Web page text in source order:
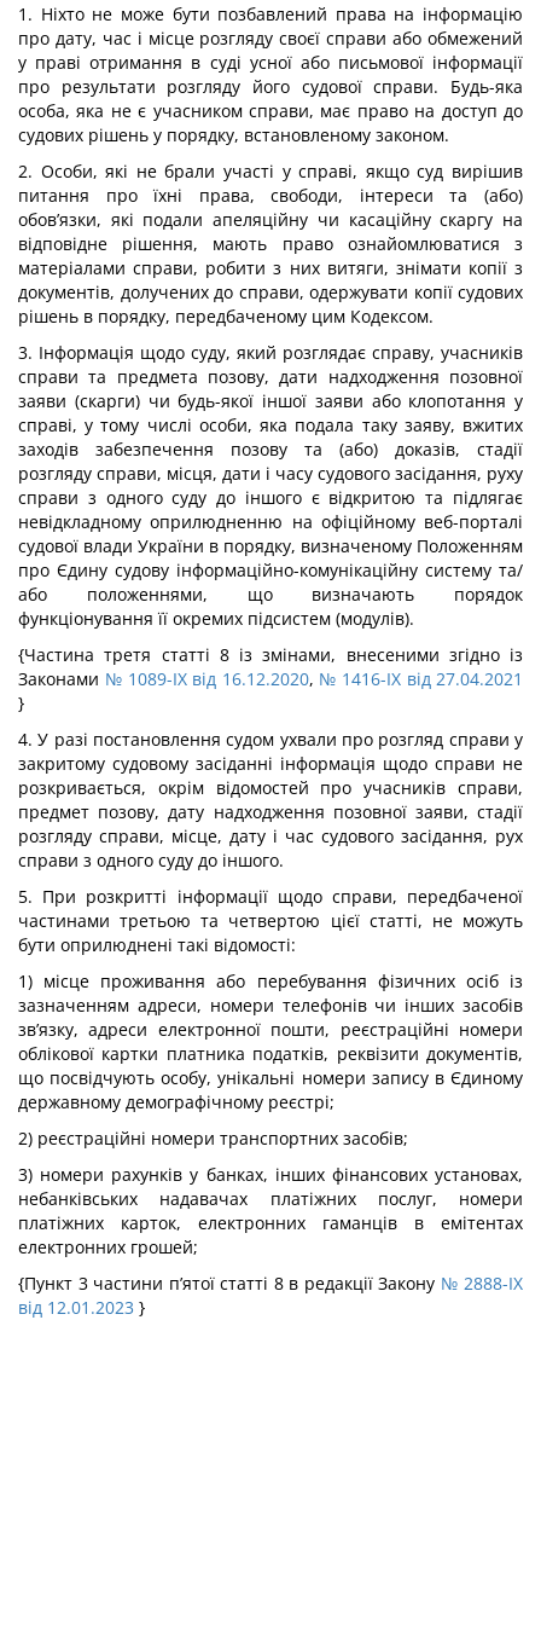
1. Ніхто не може бути позбавлений права на інформацію
про дату, час і місце розгляду своєї справи або обмежений
у праві отримання в суді усної або письмової інформації
про результати розгляду його судової справи. Будь-яка
особа, яка не є учасником справи, має право на доступ до
судових рішень у порядку, встановленому законом.
2. Особи, які не брали участі у справі, якщо суд вирішив
питання про їхні права, свободи, інтереси та (або)
обов’язки, які подали апеляційну чи касаційну скаргу на
відповідне рішення, мають право ознайомлюватися з
матеріалами справи, робити з них витяги, знімати копії з
документів, долучених до справи, одержувати копії судових
рішень в порядку, передбаченому цим Кодексом.
3. Інформація щодо суду, який розглядає справу, учасників
справи та предмета позову, дати надходження позовної
заяви (скарги) чи будь-якої іншої заяви або клопотання у
справі, у тому числі особи, яка подала таку заяву, вжитих
заходів забезпечення позову та (або) доказів, стадії
розгляду справи, місця, дати і часу судового засідання, руху
справи з одного суду до іншого є відкритою та підлягає
невідкладному оприлюдненню на офіційному веб-порталі
судової влади України в порядку, визначеному Положенням
про Єдину судову інформаційно-комунікаційну систему та/
або положеннями, що визначають порядок
функціонування її окремих підсистем (модулів).
{Частина третя статті 8 із змінами, внесеними згідно із
Законами № 1089-IX від 16.12.2020, № 1416-IX від 27.04.2021
}
4. У разі постановлення судом ухвали про розгляд справи у
закритому судовому засіданні інформація щодо справи не
розкривається, окрім відомостей про учасників справи,
предмет позову, дату надходження позовної заяви, стадії
розгляду справи, місце, дату і час судового засідання, рух
справи з одного суду до іншого.
5. При розкритті інформації щодо справи, передбаченої
частинами третьою та четвертою цієї статті, не можуть
бути оприлюднені такі відомості:
1) місце проживання або перебування фізичних осіб із
зазначенням адреси, номери телефонів чи інших засобів
зв’язку, адреси електронної пошти, реєстраційні номери
облікової картки платника податків, реквізити документів,
що посвідчують особу, унікальні номери запису в Єдиному
державному демографічному реєстрі;
2) реєстраційні номери транспортних засобів;
3) номери рахунків у банках, інших фінансових установах,
небанківських надавачах платіжних послуг, номери
платіжних карток, електронних гаманців в емітентах
електронних грошей;
{Пункт 3 частини п’ятої статті 8 в редакції Закону № 2888-IX
від 12.01.2023 }